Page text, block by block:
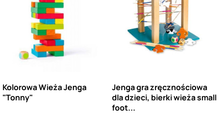
Kolorowa Wieża Jenga
"Tonny"
Jenga gra zręcznościowa
dla dzieci, bierki wieża small
foot...